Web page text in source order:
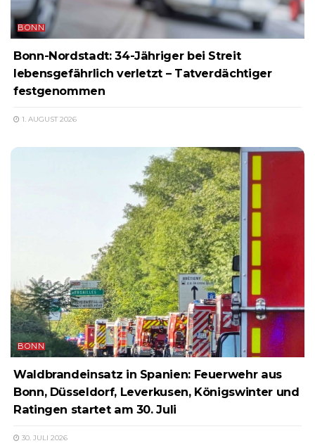
BONN
Bonn-Nordstadt: 34-Jähriger bei Streit
lebensgefährlich verletzt – Tatverdächtiger
festgenommen
1. AUGUST 2026
BONN
Waldbrandeinsatz in Spanien: Feuerwehr aus
Bonn, Düsseldorf, Leverkusen, Königswinter und
Ratingen startet am 30. Juli
30. JULI 2026